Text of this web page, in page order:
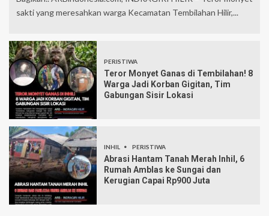
sakti yang meresahkan warga Kecamatan Tembilahan Hilir,...
PERISTIWA
Teror Monyet Ganas di Tembilahan! 8
Warga Jadi Korban Gigitan, Tim
Gabungan Sisir Lokasi
INHIL PERISTIWA
Abrasi Hantam Tanah Merah Inhil, 6
Rumah Amblas ke Sungai dan
Kerugian Capai Rp900 Juta